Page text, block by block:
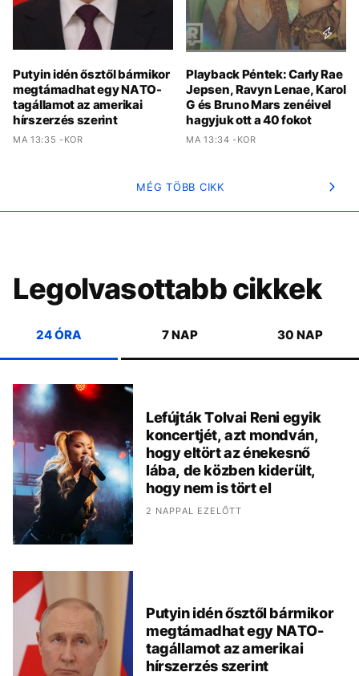
Putyin idén ősztől bármikor
megtámadhat egy NATO-
tagállamot az amerikai
hírszerzés szerint
MA 13:35 -KOR
Playback Péntek: Carly Rae
Jepsen, Ravyn Lenae, Karol
G és Bruno Mars zenéivel
hagyjuk ott a 40 fokot
MA 13:34 -KOR
MÉG TÖBB CIKK
Legolvasottabb cikkek
24 ÓRA 7 NAP 30 NAP
Lefújták Tolvai Reni egyik
koncertjét, azt mondván,
hogy eltört az énekesnő
lába, de közben kiderült,
hogy nem is tört el
2 NAPPAL EZELŐTT
Putyin idén ősztől bármikor
megtámadhat egy NATO-
tagállamot az amerikai
hírszerzés szerint